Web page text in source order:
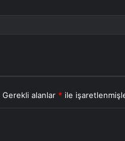
Gerekli alanlar * ile